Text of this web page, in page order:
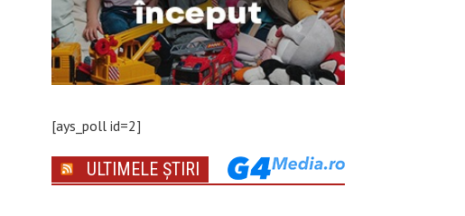
[ays_poll id=2]
ULTIMELE ȘTIRI